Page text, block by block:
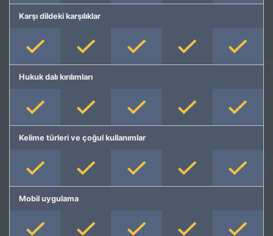
Karşı dildeki karşılıklar
Hukuk dalı kırılımları
Kelime türleri ve çoğul kullanımlar
Mobil uygulama